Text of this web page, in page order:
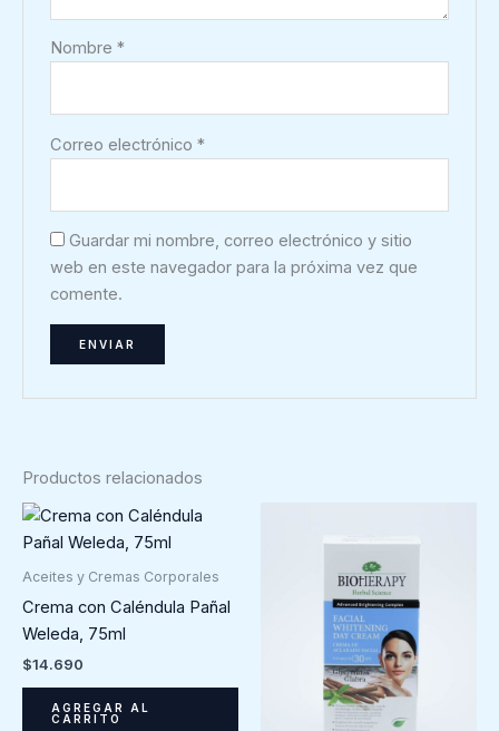
Nombre*
Correo electrónico*
Guardar mi nombre, correo electrónico y sitio
web en este navegador para la próxima vez que
comente.
Productos relacionados
Aceites y Cremas Corporales
Crema con Caléndula Pañal
Weleda, 75ml
$14.690
AGREGAR AL
CARRITO